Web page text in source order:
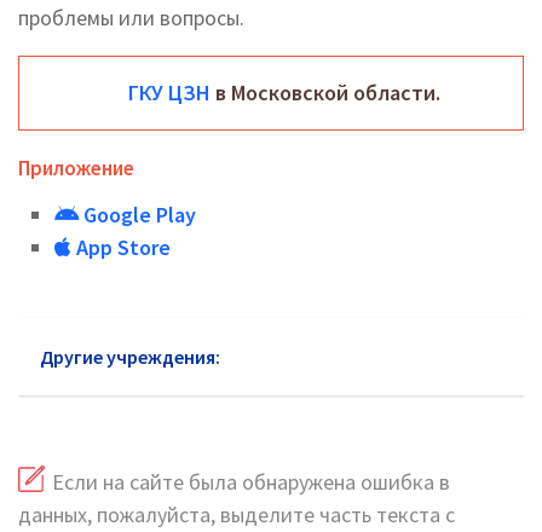
проблемы или вопросы.
ГКУ ЦЗН в Московской области.
Приложение
Google Play
App Store
Другие учреждения:
Если на сайте была обнаружена ошибка в
данных, пожалуйста, выделите часть текста с